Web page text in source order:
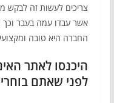
צריכים לעשות זה לבקש
אשר עבדו עמה בעבר
החברה היא טובה
היכנסו לאתר
לפני שאתם